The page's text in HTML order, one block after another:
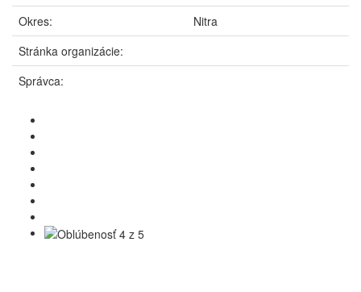
Okres:
Nitra
Stránka organizácie:
Správca: